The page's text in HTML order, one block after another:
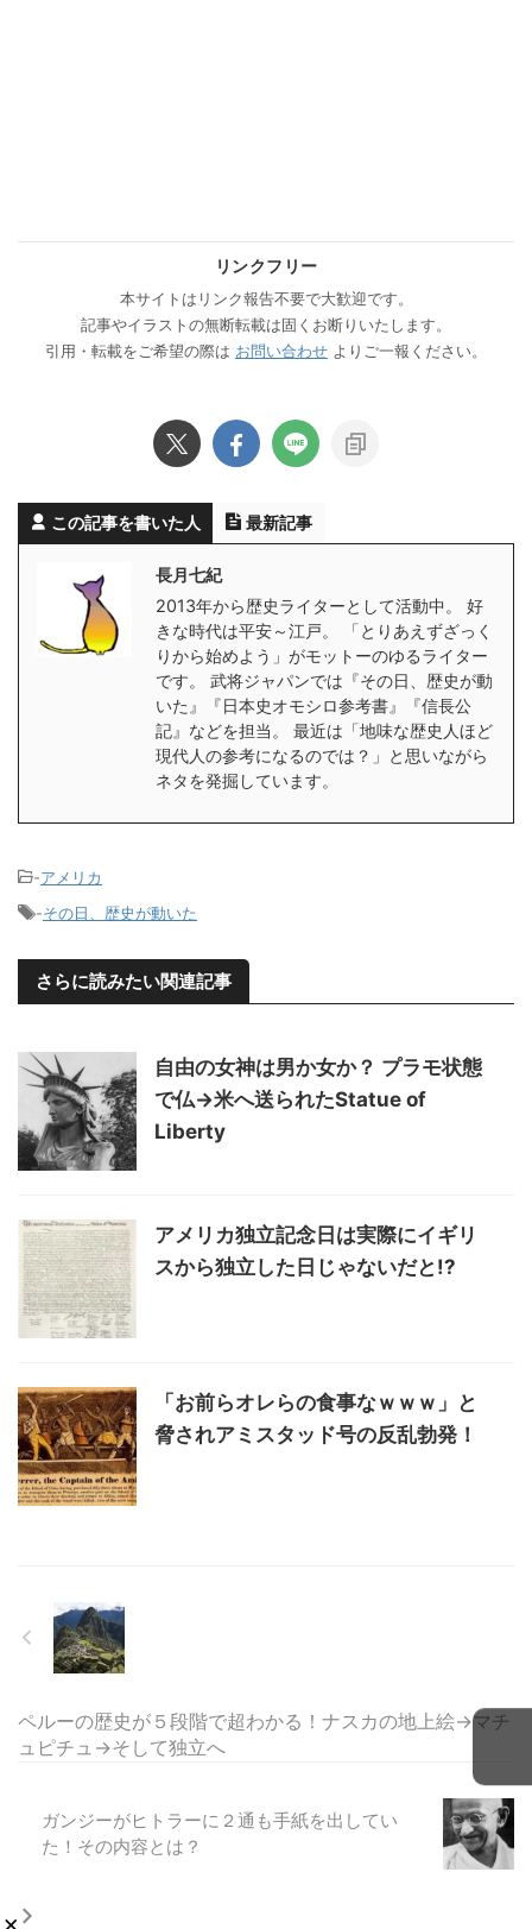
リンクフリー
本サイトはリンク報告不要で大歓迎です。
記事やイラストの無断転載は固くお断りいたします。
引用・転載をご希望の際は お問い合わせ よりご一報ください。
この記事を書いた人 最新記事
長月七紀
2013年から歴史ライターとして活動中。 好
きな時代は平安～江戸。 「とりあえずざっく
りから始めよう」がモットーのゆるライター
です。 武将ジャパンでは『その日、歴史が動
いた』『日本史オモシロ参考書』『信長公
記』などを担当。 最近は「地味な歴史人ほど
現代人の参考になるのでは？」と思いながら
ネタを発掘しています。
-アメリカ
-その日、歴史が動いた
さらに読みたい関連記事
自由の女神は男か女か？ プラモ状態
で仏→米へ送られたStatue of
Liberty
アメリカ独立記念日は実際にイギリ
スから独立した日じゃないだと!?
「お前らオレらの食事なｗｗｗ」と
脅されアミスタッド号の反乱勃発！
ペルーの歴史が５段階で超わかる！ナスカの地上絵→マチ
ュピチュ→そして独立へ
ガンジーがヒトラーに２通も手紙を出してい
た！その内容とは？